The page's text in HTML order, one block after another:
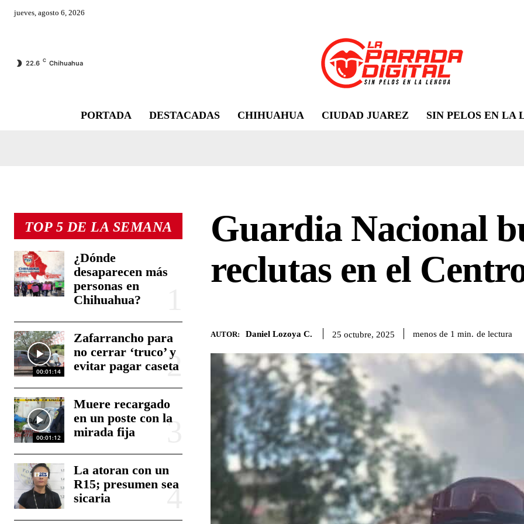
jueves, agosto 6, 2026
22.6 C Chihuahua
PORTADA DESTACADAS CHIHUAHUA CIUDAD JUAREZ SIN PELOS EN LA
TOP 5 DE LA SEMANA
¿Dónde
desaparecen más
personas en
Chihuahua?
00:01:14
Zafarrancho para
no cerrar ‘truco’ y
evitar pagar caseta
00:01:12
Muere recargado
en un poste con la
mirada fija
La atoran con un
R15; presumen sea
sicaria
Guardia Nacional
reclutas en el
AUTOR: Daniel Lozoya C. 25 octubre, 2025 menos de 1 min. de lectura